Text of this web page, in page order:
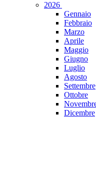
2026
Gennaio
Febbraio
Marzo
Aprile
Maggio
Giugno
Luglio
Agosto
Settembre
Ottobre
Dicembre